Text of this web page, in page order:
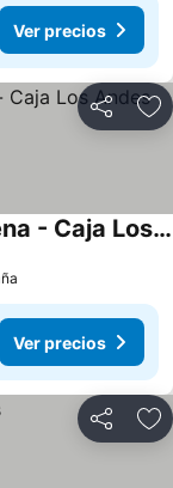
Ver precios
Compartir
Hotel y Departamentos La Serena - Caja Los Andes
Ver precios
Compartir